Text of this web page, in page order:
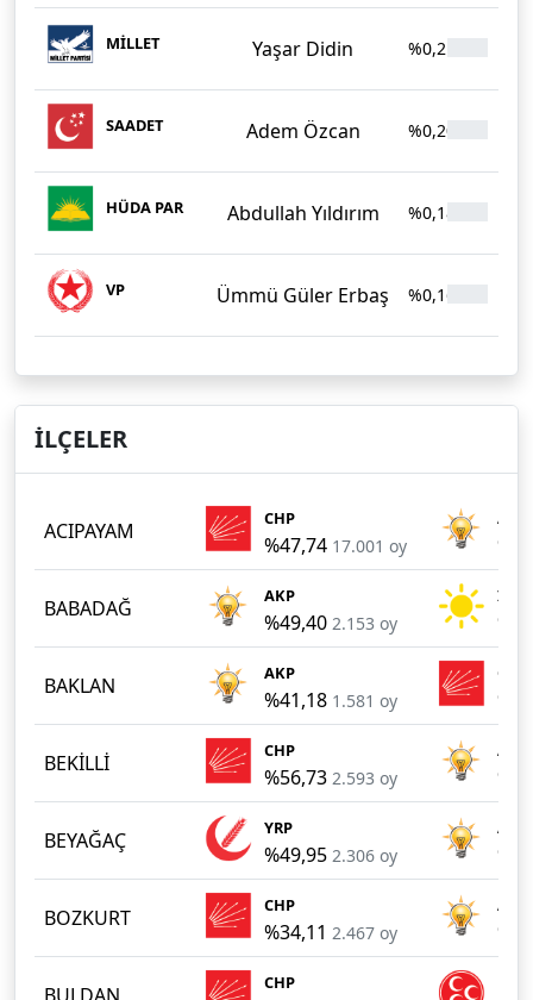
MİLLET Yaşar Didin %0,21
SAADET Adem Özcan %0,20
HÜDA PAR Abdullah Yıldırım %0,18
VP Ümmü Güler Erbaş %0,16
İLÇELER
ACIPAYAM CHP
%47,74 17.001 oy
AKP
BABADAĞ AKP
%49,40 2.153 oy
İYİ
BAKLAN AKP
%41,18 1.581 oy
CHP
BEKİLLİ CHP
%56,73 2.593 oy
AKP
BEYAĞAÇ YRP
%49,95 2.306 oy
AKP
BOZKURT CHP
%34,11 2.467 oy
AKP
CHP